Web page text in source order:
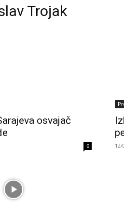
Trojak
osvajač
0 12/